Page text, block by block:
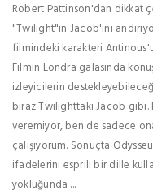
Robert Pattinson'dan dikkat
"Twilight"ın Jacob'ını
filmindeki karakteri
Filmin Londra galasında
izleyicilerin
biraz Twilighttaki Jacob gibi.
veremiyor, ben de sadece
çalışıyorum. Sonuçta
ifadelerini esprili bir dille
yokluğunda ...